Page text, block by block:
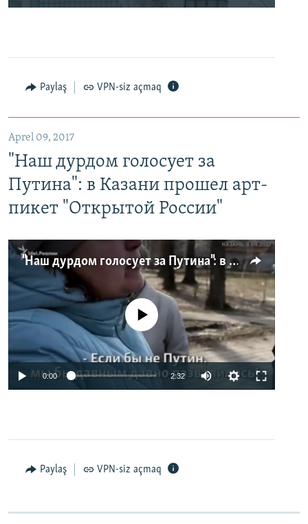
Paylaş VPN-siz açmaq
Aprel 09, 2017
"Наш дурдом голосует за
Путина": в Казани прошел арт-
пикет "Открытой России"
"Наш дурдом голосует за Путина": в Казани прошел арт-пикет "Открытой России"
No media source currently available
0:00 2:32
Paylaş VPN-siz açmaq